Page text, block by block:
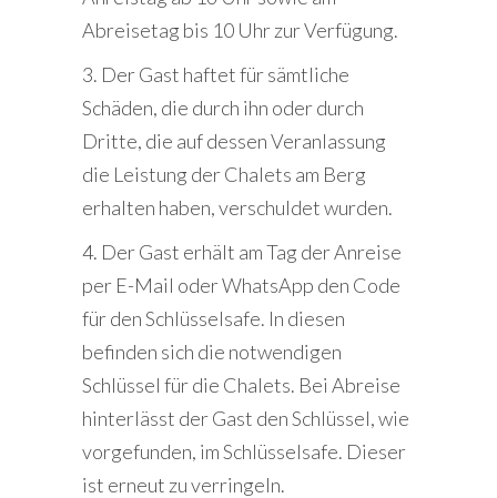
Abreisetag bis 10 Uhr zur Verfügung.
3. Der Gast haftet für sämtliche
Schäden, die durch ihn oder durch
Dritte, die auf dessen Veranlassung
die Leistung der Chalets am Berg
erhalten haben, verschuldet wurden.
4. Der Gast erhält am Tag der Anreise
per E-Mail oder WhatsApp den Code
für den Schlüsselsafe. In diesen
befinden sich die notwendigen
Schlüssel für die Chalets. Bei Abreise
hinterlässt der Gast den Schlüssel, wie
vorgefunden, im Schlüsselsafe. Dieser
ist erneut zu verringeln.